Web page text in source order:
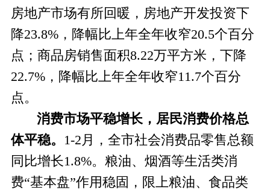
房地产市场有所回暖，房地产开发投资下
降23.8%，降幅比 上年全年收窄20.5个百分
点； 商品房销售面积8.22万平方米，下降
22.7%，降幅比 上年全年收窄11.7个百分
点。
消费市场平稳增长， 居民消费价格总
体平稳。 1-2月，全市社会消费品零售总额
同比增长1.8%。粮油、烟酒等生活类消
费“基本盘”作用稳固
，限上粮油、食品类